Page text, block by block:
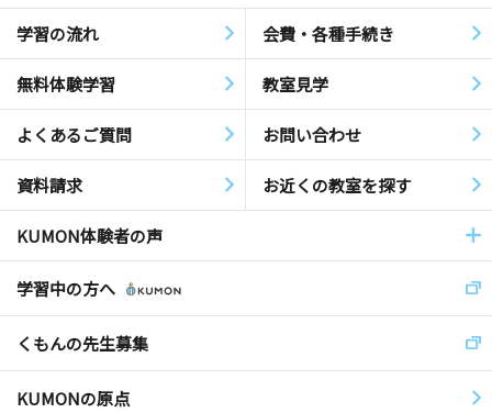
学習の流れ 会費・各種手続き
無料体験学習 教室見学
よくあるご質問 お問い合わせ
資料請求 お近くの教室を探す
KUMON体験者の声
学習中の方へ
くもんの先生募集
KUMONの原点